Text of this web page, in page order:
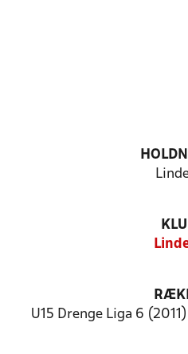
U15 Drenge Liga 6